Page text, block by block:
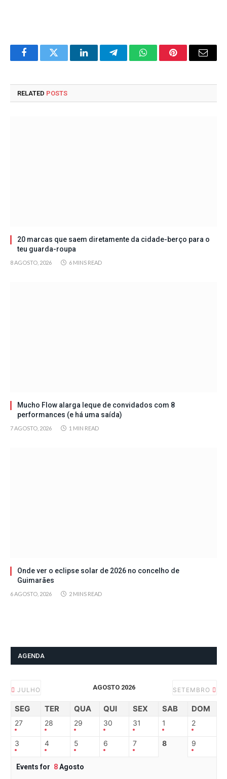
FacebookTwitter LinkedInTelegramWhatsAppPinterestEmail
RELATED POSTS
20 marcas que saem diretamente da cidade-berço para o
teu guarda-roupa
8 AGOSTO, 2026 6 MINS READ
Mucho Flow alarga leque de convidados com 8
performances (e há uma saída)
7 AGOSTO, 2026 1 MIN READ
Onde ver o eclipse solar de 2026 no concelho de
Guimarães
6 AGOSTO, 2026 2 MINS READ
AGENDA
JULHO AGOSTO 2026 SETEMBRO
SEG TER QUA QUI SEX SAB DOM
27 28 29 30 31 1 2
3 4 5 6 7 8 9
Events for 8Agosto